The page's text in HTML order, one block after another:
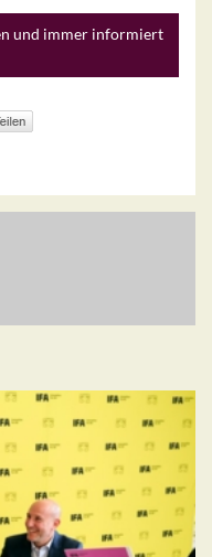
und immer informiert